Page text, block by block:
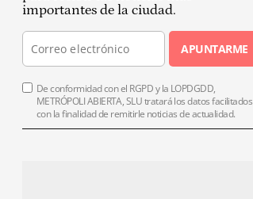
importantes de la ciudad.
APUNTARME
De conformidad con el RGPD y la LOPDGDD,
METRÓPOLI ABIERTA, SLU tratará los datos facilitados
con la finalidad de remitirle noticias de actualidad.